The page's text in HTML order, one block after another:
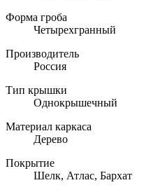
Форма гроба
Четырехгранный
Производитель
Россия
Тип крышки
Однокрышечный
Материал каркаса
Дерево
Покрытие
Шелк, Атлас, Бархат